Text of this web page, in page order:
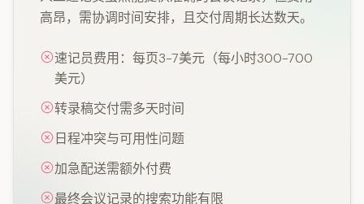
高昂，需协调时间安排，且交付周期长达数天。
速记员费用：每页3-7美元（每小时300-700
美元）
转录稿交付需多天时间
日程冲突与可用性问题
加急配送需额外付费
最终会议记录的搜索功能有限